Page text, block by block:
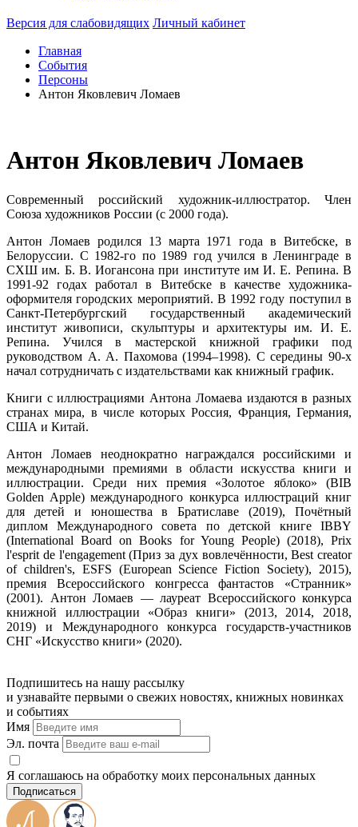
Версия для слабовидящих Личный кабинет
Главная
События
Персоны
Антон Яковлевич Ломаев
Антон Яковлевич Ломаев
Современный российский художник-иллюстратор. Член
Союза художников России (с 2000 года).
Антон Ломаев родился 13 марта 1971 года в Витебске, в
Белоруссии. С 1982-го по 1989 год учился в Ленинграде в
СХШ им. Б. В. Иогансона при институте им И. Е. Репина. В
1991-92 годах работал в Витебске в качестве художника-
оформителя городских мероприятий. В 1992 году поступил в
Санкт-Петербургский государственный академический
институт живописи, скульптуры и архитектуры им. И. Е.
Репина. Учился в мастерской книжной графики под
руководством А. А. Пахомова (1994–1998). С середины 90-х
начал сотрудничать с издательствами как книжный график.
Книги с иллюстрациями Антона Ломаева издаются в разных
странах мира, в числе которых Россия, Франция, Германия,
США и Китай.
Антон Ломаев неоднократно награждался российскими и
международными премиями в области искусства книги и
иллюстрации. Среди них премия «Золотое яблоко» (BIB
Golden Apple) международного конкурса иллюстраций книг
для детей и юношества в Братиславе (2019), Почётный
диплом Международного совета по детской книге IBBY
(International Board on Books for Young People) (2018), Prix
l'esprit de l'engagement (Приз за дух вовлечённости, Best creator
of children's, ESFS (European Science Fiction Society), 2015),
премия Всероссийского конгресса фантастов «Странник»
(2001). Антон Ломаев — лауреат Всероссийского конкурса
книжной иллюстрации «Образ книги» (2013, 2014, 2018,
2019) и Международного конкурса государств-участников
СНГ «Искусство книги» (2020).
Подпишитесь на нашу рассылку
и узнавайте первыми о свежих новостях, книжных новинках
и событиях
Имя
Эл. почта
Я соглашаюсь на обработку моих персональных данных
Подписаться